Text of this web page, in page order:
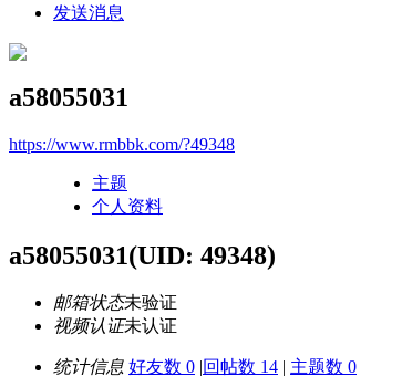
发送消息
a58055031
https://www.rmbbk.com/?49348
主题
个人资料
a58055031(UID: 49348)
邮箱状态未验证
视频认证未认证
统计信息 好友数 0 |回帖数 14 | 主题数 0